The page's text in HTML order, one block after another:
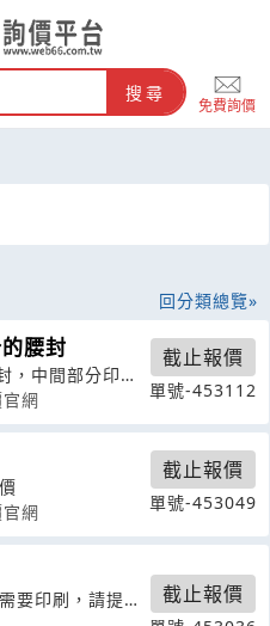
搜尋
免費詢價
回分類總覽
腰封
，中間部分印刷
網
截止報價
單號-453112
網
截止報價
單號-453049
要印刷，請提供
截止報價